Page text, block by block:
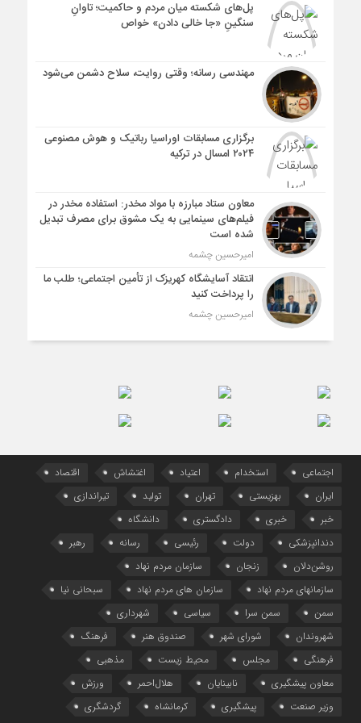
پل‌های شکسته میان مردم و حاکمیت؛ تاوانِ
سنگینِ «جا خالی دادن» خواص
مهندسی رسانه؛ وقتی روایت، سلاح دشمن می‌شود
برگزاری مسابقات اوراسیا رباتیک و هوش مصنوعی
۲۰۲۴ امسال در ترکیه
معاون ستاد مبارزه با مواد مخدر: استفاده مخدر در
فیلم‌های سینمایی به یک مشوق برای مصرف تبدیل
شده است
امیرحسین چشمه
انتقاد آسایشگاه کهریزک از تأمین اجتماعی؛ طلب ما
را پرداخت کنید
امیرحسین چشمه
اجتماعی استخدام اعتیاد اغتشاش
اقتصاد
ایران
بهزیستی تهران تولید
تیراندازی
خبر
خبری دادگستری
دانشگاه
دندانپزشکی
دولت رئیسی رسانه
رهبر
روشن‌دلان
زنجان
سازمان مردم نهاد
سازمانهای مردم نهاد
سازمان های مردم نهاد
سبحانی نیا
سمن
سمن سرا سیاسی
شهرداری
شهروندان
شورای شهر صندوق هنر
فرهنگ
فرهنگی
مجلس محیط زیست
مذهبی
معاون پیشگیری
نابینایان هلال‌احمر
ورزش
وزیر صنعت
پیشگیری کرمانشاه گردشگری